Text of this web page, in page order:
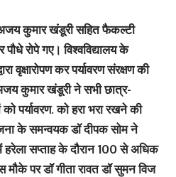
कुमार खंडूरी सहित फैकल्टी
पौधे रोपे गए। विश्वविद्यालय के
वृक्षारोपण कर पर्यावरण संरक्षण की
कुमार खंडूरी ने सभी छात्र-
को पर्यावरण. को हरा भरा रखने की
के समन्वयक डॉ दीपक सोम ने
हरेला सप्ताह के दौरान 100 से अधिक
मौके पर डॉ गीता रावत डॉ सुमन विज